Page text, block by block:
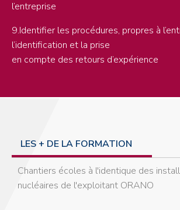
l’entreprise
9.Identifier les procédures, propres à
l’identification et la prise
en compte des retours d’expérience
LES + DE LA FORMATION
Chantiers écoles à l'identique des
nucléaires de l'exploitant ORANO